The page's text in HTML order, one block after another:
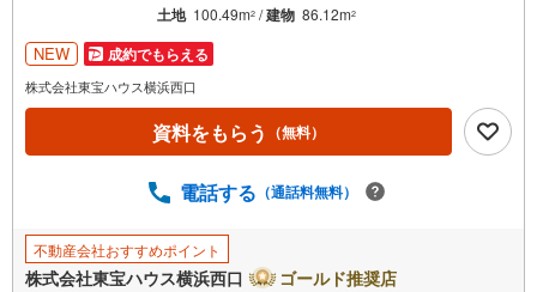
土地 100.49m2 /建物 86.12m2
NEW 成約でもらえる
株式会社東宝ハウス横浜西口
資料をもらう （無料）
電話する （通話料無料）
不動産会社おすすめポイント
株式会社東宝ハウス横浜西口 ゴールド推奨店